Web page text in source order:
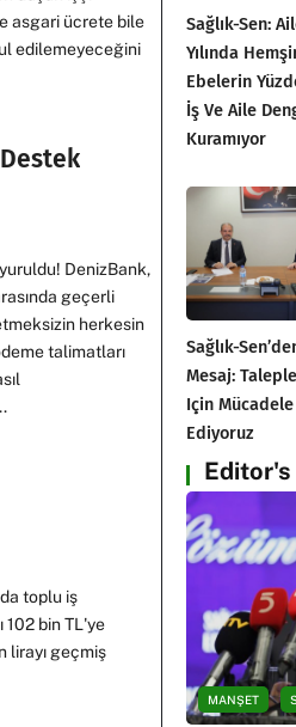
asgari ücrete bile
edilemeyeceğini
DenizBank,
geçerli
herkesin
talimatları
toplu iş
102 bin TL'ye
lirayı geçmiş
Sağlık-Sen:
Yılında
Ebelerin
İş Ve Aile
Kuramıyor
Sağlık-
Mesaj:
Için Mücadele
Ediyoruz
MANŞET